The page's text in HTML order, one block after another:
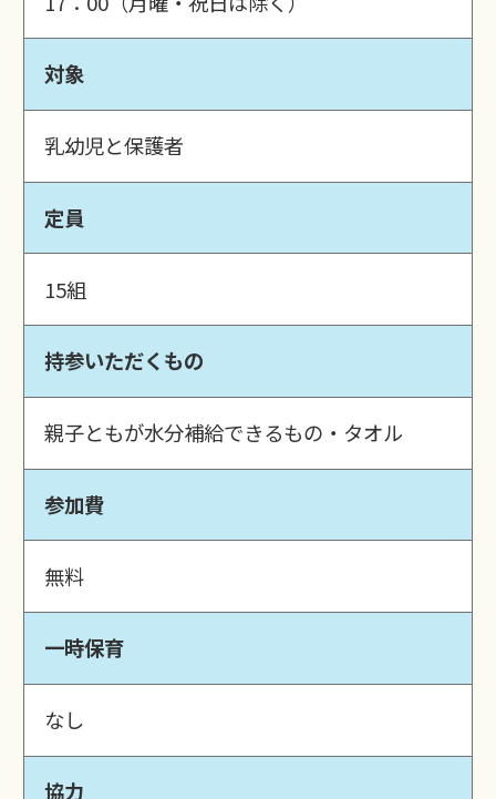
対象
乳幼児と保護者
定員
15組
持参いただくもの
親子ともが水分補給できるもの・タオル
参加費
無料
一時保育
なし
協力